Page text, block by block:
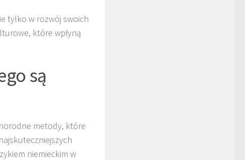
tylko w rozwój swoich
które wpłyną
są
metody, które
niemieckim w